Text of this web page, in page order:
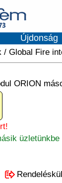
Újdonság
/ Global Fire
ORION
üzletünkbe